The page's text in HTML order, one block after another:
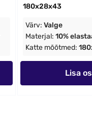
180x28x43
Värv: Valge
Materjal: 10%
Katte mõõtmed:
Lisa